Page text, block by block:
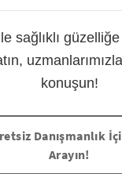
sağlıklı
konuşun!
Danışmanlık
Arayın!